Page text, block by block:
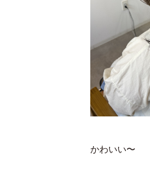
かわいい〜